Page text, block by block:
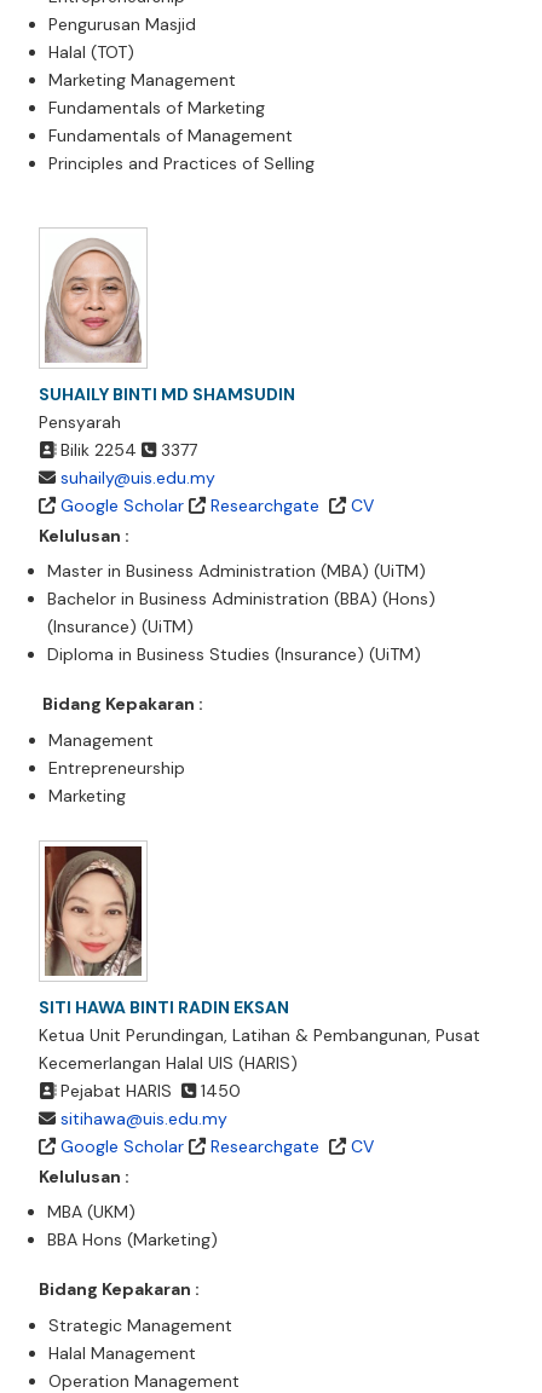
Pengurusan Masjid
Halal (TOT)
Marketing Management
Fundamentals of Marketing
Fundamentals of Management
Principles and Practices of Selling
SUHAILY BINTI MD SHAMSUDIN
Pensyarah
Bilik 2254
3377
suhaily@uis.edu.my
Google Scholar
Researchgate
CV
Kelulusan :
Master in Business Administration (MBA) (UiTM)
Bachelor in Business Administration (BBA) (Hons)
(Insurance) (UiTM)
Diploma in Business Studies (Insurance) (UiTM)
Bidang Kepakaran :
Management
Entrepreneurship
Marketing
SITI HAWA BINTI RADIN EKSAN
Ketua Unit Perundingan, Latihan & Pembangunan, Pusat
Kecemerlangan Halal UIS (HARIS)
Pejabat HARIS
1450
sitihawa@uis.edu.my
Google Scholar
Researchgate
CV
Kelulusan :
MBA (UKM)
BBA Hons (Marketing)
Bidang Kepakaran :
Strategic Management
Halal Management
Operation Management